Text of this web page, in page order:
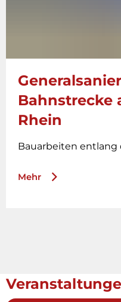
Bahnstrecke
Rhein
Bauarbeiten entlang
Mehr